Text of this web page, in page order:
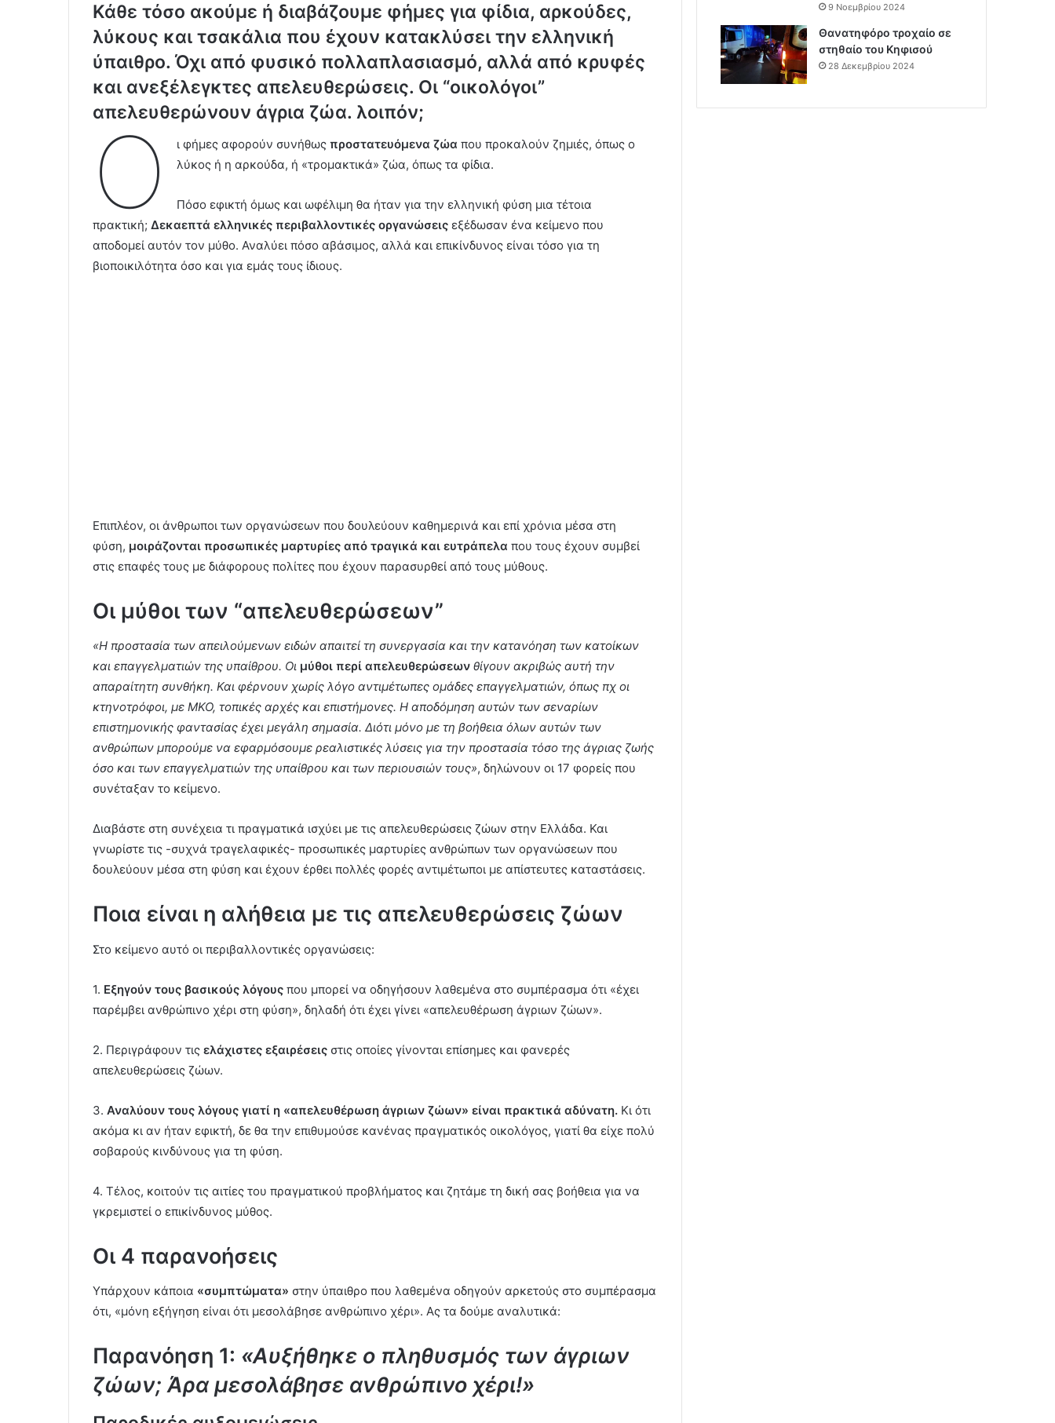
Κάθε τόσο ακούμε ή διαβάζουμε φήμες για φίδια, αρκούδες,
λύκους και τσακάλια που έχουν κατακλύσει την ελληνική
ύπαιθρο. Όχι από φυσικό πολλαπλασιασμό, αλλά από κρυφές
και ανεξέλεγκτες απελευθερώσεις. Οι “οικολόγοι”
απελευθερώνουν άγρια ζώα. λοιπόν;
Ο ι φήμες αφορούν συνήθως προστατευόμενα ζώα που προκαλούν ζημιές, όπως ο
λύκος ή η αρκούδα, ή «τρομακτικά» ζώα, όπως τα φίδια.
Πόσο εφικτή όμως και ωφέλιμη θα ήταν για την ελληνική φύση μια τέτοια
πρακτική; Δεκαεπτά ελληνικές περιβαλλοντικές οργανώσεις εξέδωσαν ένα κείμενο που
αποδομεί αυτόν τον μύθο. Αναλύει πόσο αβάσιμος, αλλά και επικίνδυνος είναι τόσο για τη
βιοποικιλότητα όσο και για εμάς τους ίδιους.
Επιπλέον, οι άνθρωποι των οργανώσεων που δουλεύουν καθημερινά και επί χρόνια μέσα στη
φύση, μοιράζονται προσωπικές μαρτυρίες από τραγικά και ευτράπελα που τους έχουν συμβεί
στις επαφές τους με διάφορους πολίτες που έχουν παρασυρθεί από τους μύθους.
Οι μύθοι των “απελευθερώσεων”
«Η προστασία των απειλούμενων ειδών απαιτεί τη συνεργασία και την κατανόηση των κατοίκων
και επαγγελματιών της υπαίθρου. Οι μύθοι περί απελευθερώσεων θίγουν ακριβώς αυτή την
απαραίτητη συνθήκη. Και φέρνουν χωρίς λόγο αντιμέτωπες ομάδες επαγγελματιών, όπως πχ οι
κτηνοτρόφοι, με ΜΚΟ, τοπικές αρχές και επιστήμονες. Η αποδόμηση αυτών των σεναρίων
επιστημονικής φαντασίας έχει μεγάλη σημασία. Διότι μόνο με τη βοήθεια όλων αυτών των
ανθρώπων μπορούμε να εφαρμόσουμε ρεαλιστικές λύσεις για την προστασία τόσο της άγριας ζωής
όσο και των επαγγελματιών της υπαίθρου και των περιουσιών τους», δηλώνουν οι 17 φορείς που
συνέταξαν το κείμενο.
Διαβάστε στη συνέχεια τι πραγματικά ισχύει με τις απελευθερώσεις ζώων στην Ελλάδα. Και
γνωρίστε τις -συχνά τραγελαφικές- προσωπικές μαρτυρίες ανθρώπων των οργανώσεων που
δουλεύουν μέσα στη φύση και έχουν έρθει πολλές φορές αντιμέτωποι με απίστευτες καταστάσεις.
Ποια είναι η αλήθεια με τις απελευθερώσεις ζώων
Στο κείμενο αυτό οι περιβαλλοντικές οργανώσεις:
1. Εξηγούν τους βασικούς λόγους που μπορεί να οδηγήσουν λαθεμένα στο συμπέρασμα ότι «έχει
παρέμβει ανθρώπινο χέρι στη φύση», δηλαδή ότι έχει γίνει «απελευθέρωση άγριων ζώων».
2. Περιγράφουν τις ελάχιστες εξαιρέσεις στις οποίες γίνονται επίσημες και φανερές
απελευθερώσεις ζώων.
3. Αναλύουν τους λόγους γιατί η «απελευθέρωση άγριων ζώων» είναι πρακτικά αδύνατη. Κι ότι
ακόμα κι αν ήταν εφικτή, δε θα την επιθυμούσε κανένας πραγματικός οικολόγος, γιατί θα είχε πολύ
σοβαρούς κινδύνους για τη φύση.
4. Τέλος, κοιτούν τις αιτίες του πραγματικού προβλήματος και ζητάμε τη δική σας βοήθεια για να
γκρεμιστεί ο επικίνδυνος μύθος.
Οι 4 παρανοήσεις
Υπάρχουν κάποια «συμπτώματα» στην ύπαιθρο που λαθεμένα οδηγούν αρκετούς στο συμπέρασμα
ότι, «μόνη εξήγηση είναι ότι μεσολάβησε ανθρώπινο χέρι». Ας τα δούμε αναλυτικά:
Παρανόηση 1: «Αυξήθηκε ο πληθυσμός των άγριων
ζώων; Άρα μεσολάβησε ανθρώπινο χέρι!»
9 Νοεμβρίου 2024
Θανατηφόρο τροχαίο σε
στηθαίο του Κηφισού
28 Δεκεμβρίου 2024